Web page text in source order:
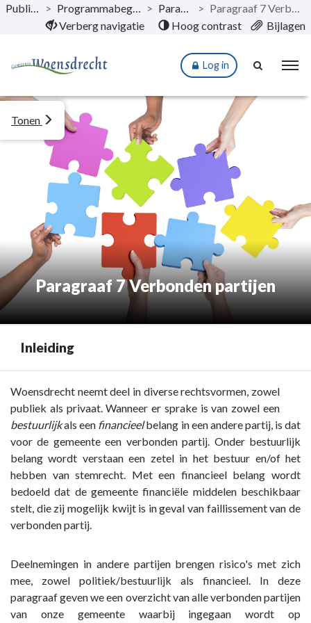
Naar hoofdinhoud
Publicaties > Programmabegroting 2022 > Paragrafen >
Paragraaf 7 Verbonden partijen
Verberg navigatie
Hoog contrast Bijlagen
Log in
Paragraaf 7 Verbonden partijen
Tonen
Inleiding
Terug
naar
navigatie
Paragraaf
Verbonden
partijen
Woensdrecht neemt deel in diverse rechtsvormen, zowel
publiek als privaat. Wanneer er sprake is van zowel een
bestuurlijkals een financieelbelang in een andere partij, is dat
voor de gemeente een verbonden partij. Onder bestuurlijk
belang wordt verstaan een zetel in het bestuur en/of het
hebben van stemrecht. Met een financieel belang wordt
bedoeld dat de gemeente financiële middelen beschikbaar
stelt, die zij mogelijk kwijt is in geval van faillissement van de
verbonden partij.
Deelnemingen in andere partijen brengen risico's met zich
mee, zowel politiek/bestuurlijk als financieel. In deze
paragraaf geven we een overzicht van alle verbonden partijen
van onze gemeente waarbij ingegaan wordt op